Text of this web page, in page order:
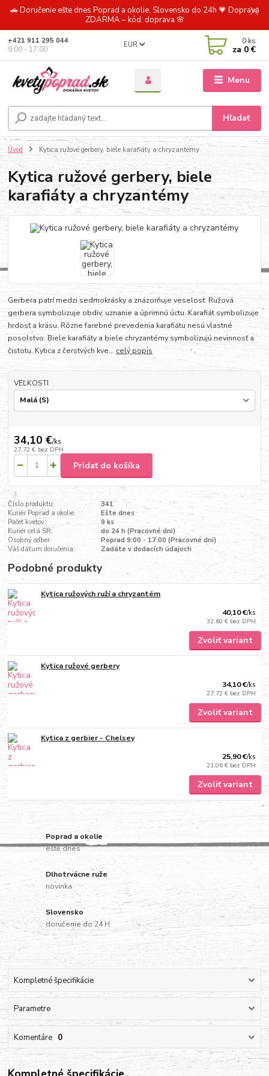
🚗 Doručenie ešte dnes Poprad a okolie. Slovensko do 24h 💗 Doprava
ZDARMA – kód: doprava 🌸
Menu
EUR
Hľadať
+421 911 295 044
9:00 - 17:00
0 ks
za 0 €
Úvod Kytica ružové gerbery, biele karafiáty a chryzantémy
Kytica ružové gerbery, biele
karafiáty a chryzantémy
Gerbera patrí medzi sedmokrásky a znázorňuje veselosť. Ružová
gerbera symbolizuje obdiv, uznanie a úprimnú úctu. Karafiát symbolizuje
hrdosť a krásu. Rôzne farebné prevedenia karafiátu nesú vlastné
posolstvo. Biele karafiáty a biele chryzantémy symbolizujú nevinnosť a
čistotu. Kytica z čerstvých kve... celý popis
VEĽKOSTI
34,10 €/ks
27,72 € bez DPH
Pridať do košíka
Číslo produktu:
341
Kuriér Poprad a okolie:
Ešte dnes
Počet kvetov:
9 ks
Kuriér celá SR:
do 24 h (Pracovné dni)
Osobný odber:
Poprad 9:00 - 17:00 (Pracovné dni)
Váš dátum doručenia:
Zadáte v dodacích údajoch
Podobné produkty
Kytica ružových ruží a chryzantém
40,10 €/ks
32,60 € bez DPH
Zvoliť variant
Kytica ružové gerbery
34,10 €/ks
27,72 € bez DPH
Zvoliť variant
Kytica z gerbier - Chelsey
25,90 €/ks
21,06 € bez DPH
Zvoliť variant
Poprad a okolie
eště dnes
Dlhotrvácne ruže
novinka
Slovensko
doručenie do 24 H
Kompletné špecifikácie
Parametre
Komentáre 0